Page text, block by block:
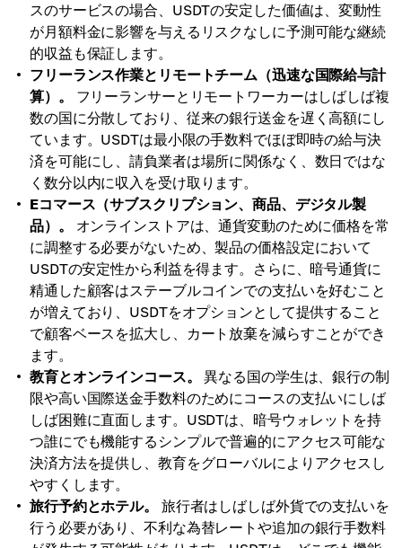
スのサービスの場合、USDTの安定した価値は、変動性
が月額料金に影響を与えるリスクなしに予測可能な継続
的収益も保証します。
フリーランス作業とリモートチーム（迅速な国際給与計
算）。
フリーランサーとリモートワーカーはしばしば複
数の国に分散しており、従来の銀行送金を遅く高額にし
ています。USDTは最小限の手数料でほぼ即時の給与決
済を可能にし、請負業者は場所に関係なく、数日ではな
く数分以内に収入を受け取ります。
Eコマース（サブスクリプション、商品、デジタル製
品）。
オンラインストアは、通貨変動のために価格を常
に調整する必要がないため、製品の価格設定において
USDTの安定性から利益を得ます。さらに、暗号通貨に
精通した顧客はステーブルコインでの支払いを好むこと
が増えており、USDTをオプションとして提供すること
で顧客ベースを拡大し、カート放棄を減らすことができ
ます。
教育とオンラインコース。
異なる国の学生は、銀行の制
限や高い国際送金手数料のためにコースの支払いにしば
しば困難に直面します。USDTは、暗号ウォレットを持
つ誰にでも機能するシンプルで普遍的にアクセス可能な
決済方法を提供し、教育をグローバルによりアクセスし
やすくします。
旅行予約とホテル。
旅行者はしばしば外貨での支払いを
行う必要があり、不利な為替レートや追加の銀行手数料